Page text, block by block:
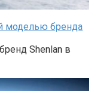
моделью бренда
Shenlan в